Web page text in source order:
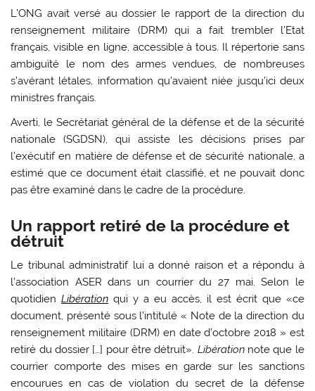
L’ONG avait versé au dossier le rapport de la direction du
renseignement militaire (DRM) qui a fait trembler l’Etat
français, visible en ligne, accessible à tous. Il répertorie sans
ambiguïté le nom des armes vendues, de nombreuses
s’avérant létales, information qu’avaient niée jusqu’ici deux
ministres français.
Averti, le Secrétariat général de la défense et de la sécurité
nationale (SGDSN), qui assiste les décisions prises par
l’exécutif en matière de défense et de sécurité nationale, a
estimé que ce document était classifié, et ne pouvait donc
pas être examiné dans le cadre de la procédure.
Un rapport retiré de la procédure et
détruit
Le tribunal administratif lui a donné raison et a répondu à
l’association ASER dans un courrier du 27 mai. Selon le
quotidien Libération qui y a eu accès, il est écrit que «ce
document, présenté sous l’intitulé « Note de la direction du
renseignement militaire (DRM) en date d’octobre 2018 » est
retiré du dossier […] pour être détruit». Libérationnote que le
courrier comporte des mises en garde sur les sanctions
encourues en cas de violation du secret de la défense